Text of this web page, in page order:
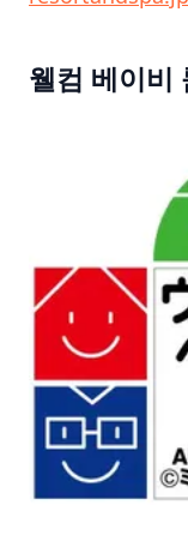
웰컴 베이비